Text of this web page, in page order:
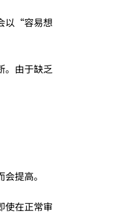
以“容易想
。由于缺乏
提高。
使在正常审